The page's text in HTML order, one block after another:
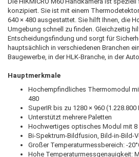
konzipiert. Sie ist mit einem
640 × 480 ausgestattet. Sie hilft Ihnen, die
Umgebung schnell zu finden. Gleichzeitig
Entscheidungsfindung und sorgt für
hauptsächlich in verschiedenen Branchen
Baugewerbe, in der HLK-Branche, in der
Hauptmerkmale
Hochempfindliches Thermomodul
480
SuperIR bis zu 1280 × 960 (1.228.800
Unterstützt mehrere Paletten
Hochwertiges optisches Modul mit 8
Bi-Spektrum-Bildfusion, Bild-in-Bild-
Großer Temperaturmessbereich: -
Hohe Temperaturmessgenauigkeit: